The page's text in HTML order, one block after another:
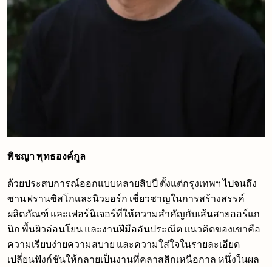
พิชญา พุทธองค์กูล
ด้วยประสบการณ์ออกแบบหลายสิบปี ตั้งแต่กรุงเทพฯ ไปจนถึง
ซานฟรานซิสโกและนิวยอร์ก เชี่ยวชาญในการสร้างสรรค์
ผลิตภัณฑ์ และเฟอร์นิเจอร์ที่ให้ความสำคัญกับเส้นสายออร์แก
นิก พื้นผิวอ่อนโยน และงานฝีมืออันประณีต แนวคิดของเขาคือ
ความเรียบง่ายความสบาย และความใส่ใจในรายละเอียด
เปลี่ยนฟังก์ชันให้กลายเป็นงานที่คลาสสิกเหนือกาล หนึ่งในผล